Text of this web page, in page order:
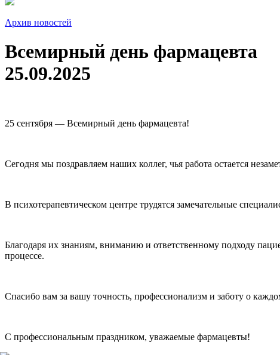
Архив новостей
Всемирный день фармацевта
25.09.2025
25 сентября — Всемирный день фармацевта!
Сегодня мы поздравляем наших коллег, чья работа остается
В психотерапевтическом центре трудятся замечательные
Благодаря их знаниям, вниманию и ответственному подходу
процессе.
Спасибо вам за вашу точность, профессионализм и заботу о
С профессиональным праздником, уважаемые фармацевты!